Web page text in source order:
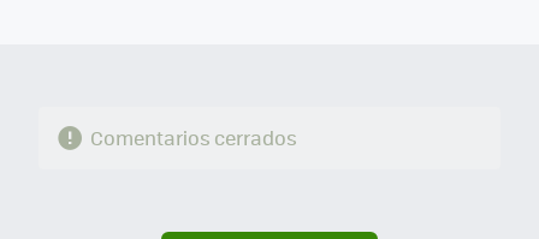
Comentarios cerrados